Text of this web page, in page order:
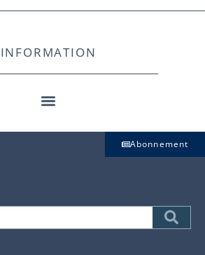
INFORMATION
Abonnement